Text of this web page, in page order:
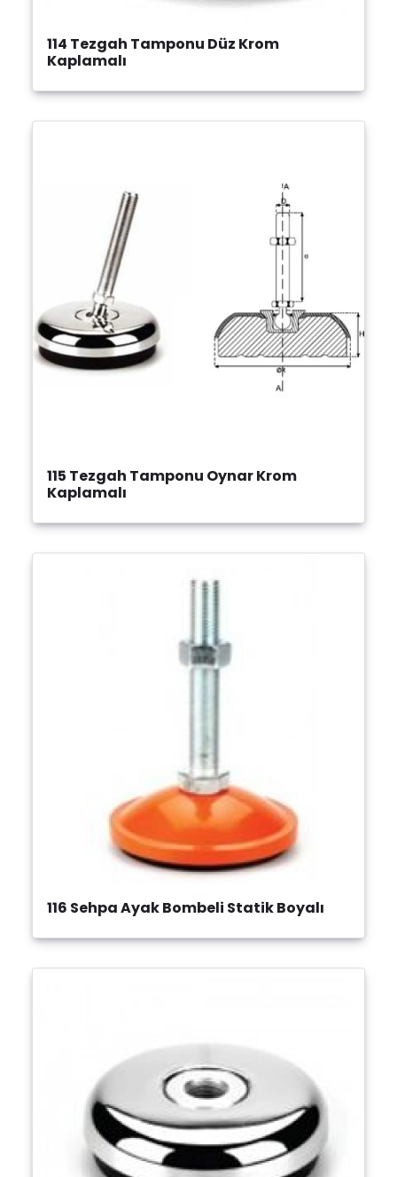
114 Tezgah Tamponu Düz Krom
Kaplamalı
115 Tezgah Tamponu Oynar Krom
Kaplamalı
116 Sehpa Ayak Bombeli Statik Boyalı